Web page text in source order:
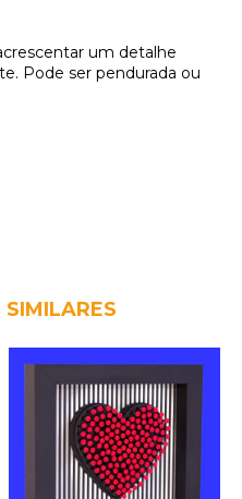
um detalhe
Pode ser pendurada ou